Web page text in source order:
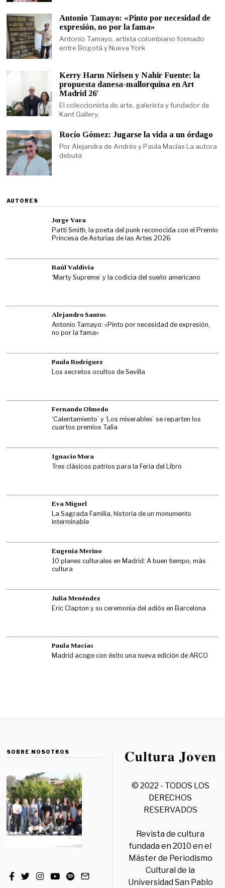
Antonio Tamayo: «Pinto por necesidad de
expresión, no por la fama»
Antonio Tamayo, artista colombiano formado
entre Bogotá y Nueva York
Kerry Harm Nielsen y Nahir Fuente: la
propuesta danesa-mallorquina en Art
Madrid 26′
El coleccionista de arte, galerista y fundador de
Kant Gallery,
Rocío Gómez: Jugarse la vida a un órdago
Por Alejandra de Andrés y Paula Macías La autora
debuta
AUTORES
Jorge Vara
Patti Smith, la poeta del punk reconocida con el Premio
Princesa de Asturias de las Artes 2026
Raúl Valdivia
‘Marty Supreme’ y la codicia del sueño americano
Alejandro Santos
Antonio Tamayo: «Pinto por necesidad de expresión,
no por la fama»
Paula Rodríguez
Los secretos ocultos de Sevilla
Fernando Olmedo
‘Calentamiento’ y ‘Los miserables’ se reparten los
cuartos premios Talía
Ignacio Mora
Tres clásicos patrios para la Feria del Libro
Eva Miguel
La Sagrada Familia, historia de un monumento
interminable
Eugenia Merino
10 planes culturales en Madrid: A buen tiempo, más
cultura
Julia Menéndez
Eric Clapton y su ceremonia del adiós en Barcelona
Paula Macías
Madrid acoge con éxito una nueva edición de ARCO
SOBRE NOSOTROS
© 2022 - TODOS LOS
DERECHOS
RESERVADOS
Revista de cultura
fundada en 2010 en el
Máster de Periodismo
Cultural de la
Universidad San Pablo